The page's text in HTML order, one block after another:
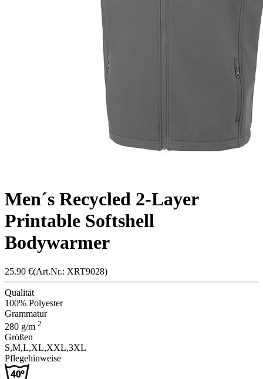
Men´s Recycled 2-Layer
Printable Softshell
Bodywarmer
25.90 €(Art.Nr.: XRT9028)
Qualität
100% Polyester
Grammatur
280 g/m 2
Größen
S,M,L,XL,XXL,3XL
Pflegehinweise